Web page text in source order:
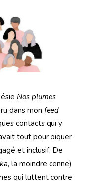
Nos plumes
dans mon feed
contacts qui y
tout pour piquer
et inclusif. De
, la moindre cenne)
qui luttent contre